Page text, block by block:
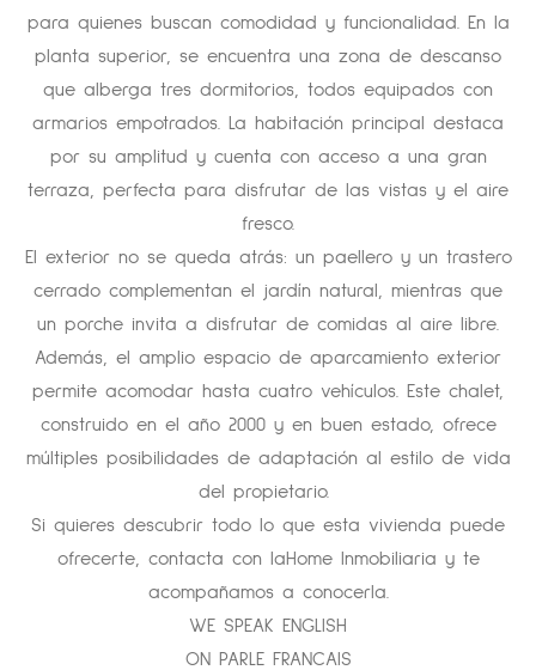
para quienes buscan comodidad y funcionalidad. En la
planta superior, se encuentra una zona de descanso
que alberga tres dormitorios, todos equipados con
armarios empotrados. La habitación principal destaca
por su amplitud y cuenta con acceso a una gran
terraza, perfecta para disfrutar de las vistas y el aire
fresco.
El exterior no se queda atrás: un paellero y un trastero
cerrado complementan el jardín natural, mientras que
un porche invita a disfrutar de comidas al aire libre.
Además, el amplio espacio de aparcamiento exterior
permite acomodar hasta cuatro vehículos. Este chalet,
construido en el año 2000 y en buen estado, ofrece
múltiples posibilidades de adaptación al estilo de vida
del propietario.
Si quieres descubrir todo lo que esta vivienda puede
ofrecerte, contacta con laHome Inmobiliaria y te
acompañamos a conocerla.
WE SPEAK ENGLISH
ON PARLE FRANCAIS